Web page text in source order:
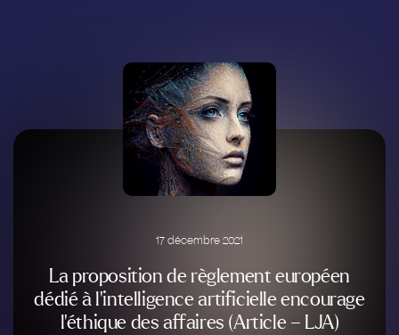
17 décembre 2021
La proposition de règlement européen
dédié à l’intelligence artificielle encourage
l’éthique des affaires (Article – LJA)